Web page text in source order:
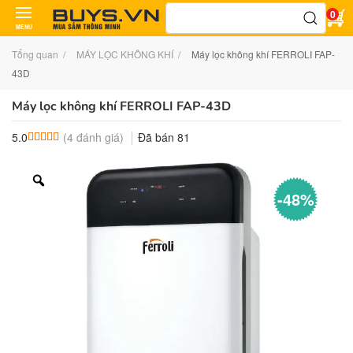
MENU
Tìm
0
Tổng quan MÁY LỌC KHÔNG KHÍ
Máy lọc không khí FERROLI FAP-
43D
Máy lọc không khí FERROLI FAP-43D
5.0 5.0 trên 5 dựa trên
4 đánh giá
(4 đánh giá) Đã bán 81
-48%